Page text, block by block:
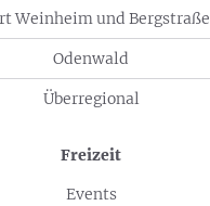
Weinheim und Bergstraße
Odenwald
Überregional
Freizeit
Events